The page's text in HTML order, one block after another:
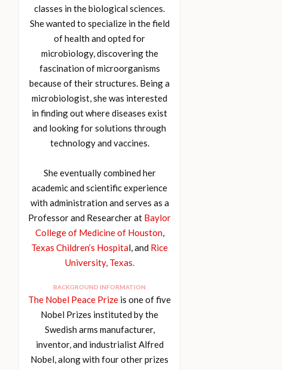
classes in the biological sciences.
She wanted to specialize in the field
of health and opted for
microbiology, discovering the
fascination of microorganisms
because of their structures. Being a
microbiologist, she was interested
in finding out where diseases exist
and looking for solutions through
technology and vaccines.
She eventually combined her
academic and scientific experience
with administration and serves as a
Professor and Researcher at Baylor
College of Medicine of Houston,
Texas Children’s Hospital, and Rice
University, Texas.
BACKGROUND INFORMATION
The Nobel Peace Prize is one of five
Nobel Prizes instituted by the
Swedish arms manufacturer,
inventor, and industrialist Alfred
Nobel, along with four other prizes